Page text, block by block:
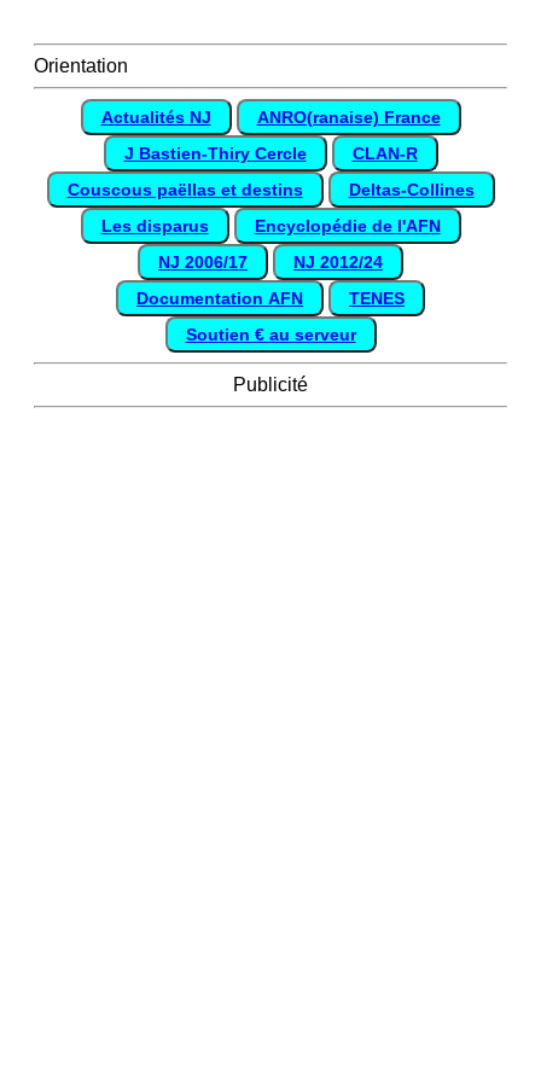
Orientation
Actualités NJ
ANRO(ranaise) France
J Bastien-Thiry Cercle
CLAN-R
Couscous paëllas et destins
Deltas-Collines
Les disparus
Encyclopédie de l'AFN
NJ 2006/17
NJ 2012/24
Documentation AFN
TENES
Soutien € au serveur
Publicité